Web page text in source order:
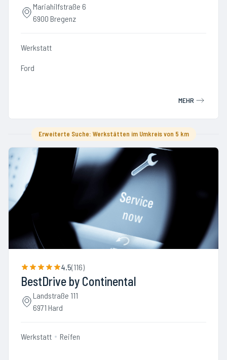
Mariahilfstraße 6
6900 Bregenz
Werkstatt
Ford
MEHR
Erweiterte Suche: Werkstätten im Umkreis von 5 km
4.5(116)
BestDrive by Continental
Landstraße 111
6971 Hard
Werkstatt Reifen